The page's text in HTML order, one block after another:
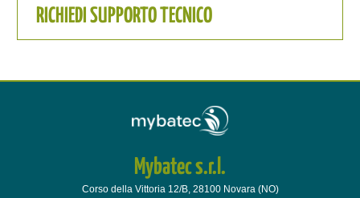
RICHIEDI SUPPORTO TECNICO
Mybatec s.r.l.
Corso della Vittoria 12/B, 28100 Novara (NO)